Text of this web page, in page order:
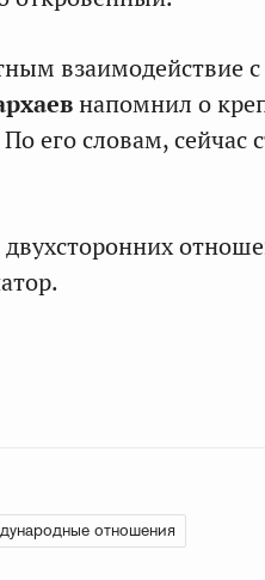
взаимодействие
напомнил о
его словам, сейчас
отношения